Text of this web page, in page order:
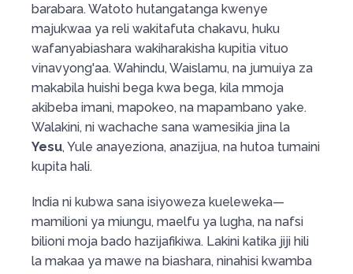
barabara. Watoto hutangatanga kwenye
majukwaa ya reli wakitafuta chakavu, huku
wafanyabiashara wakiharakisha kupitia vituo
vinavyong'aa. Wahindu, Waislamu, na jumuiya za
makabila huishi bega kwa bega, kila mmoja
akibeba imani, mapokeo, na mapambano yake.
Walakini, ni wachache sana wamesikia jina la
Yesu, Yule anayeziona, anazijua, na hutoa tumaini
kupita hali.
India ni kubwa sana isiyoweza kueleweka—
mamilioni ya miungu, maelfu ya lugha, na nafsi
bilioni moja bado hazijafikiwa. Lakini katika jiji hili
la makaa ya mawe na biashara, ninahisi kwamba